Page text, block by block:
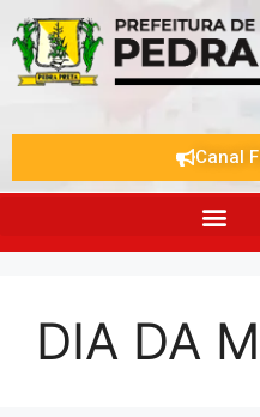
Canal
DIA DA